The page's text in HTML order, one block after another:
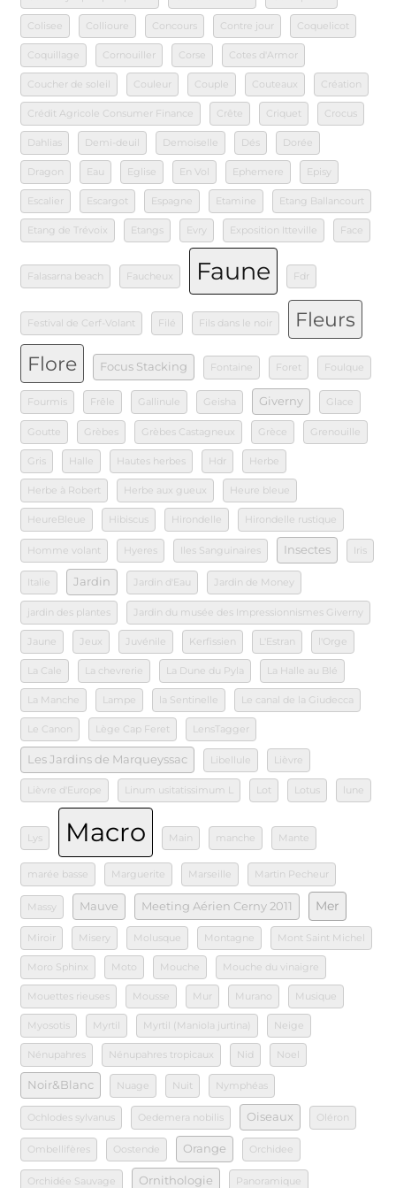
Colisee Collioure Concours Contre jour Coquelicot
Coquillage Cornouiller Corse Cotes d'Armor
Coucher de soleil Couleur Couple Couteaux Création
Crédit Agricole Consumer Finance Crête Criquet Crocus
Dahlias Demi-deuil Demoiselle Dés Dorée
Dragon Eau Eglise En Vol Ephemere Episy
Escalier Escargot Espagne Etamine Etang Ballancourt
Etang de Trévoix Etangs Evry Exposition Itteville Face
Falasarna beach Faucheux Faune Fdr
Festival de Cerf-Volant Filé Fils dans le noir
Fleurs
Flore
Focus Stacking Fontaine Foret Foulque
Fourmis Frêle Gallinule Geisha Giverny Glace
Goutte Grèbes Grèbes Castagneux Grèce Grenouille
Gris Halle Hautes herbes Hdr Herbe
Herbe à Robert Herbe aux gueux Heure bleue
HeureBleue Hibiscus Hirondelle Hirondelle rustique
Homme volant Hyeres Iles Sanguinaires Insectes Iris
Italie Jardin Jardin d'Eau Jardin de Money
jardin des plantes Jardin du musée des Impressionnismes Giverny
Jaune Jeux Juvénile Kerfissien L'Estran l'Orge
La Cale La chevrerie La Dune du Pyla La Halle au Blé
La Manche Lampe la Sentinelle Le canal de la Giudecca
Le Canon Lège Cap Feret LensTagger
Les Jardins de Marqueyssac Libellule Lièvre
Lièvre d'Europe Linum usitatissimum L Lot Lotus lune
Lys Macro Main manche Mante
marée basse Marguerite Marseille Martin Pecheur
Massy Mauve Meeting Aérien Cerny 2011 Mer
Miroir Misery Molusque Montagne Mont Saint Michel
Moro Sphinx Moto Mouche Mouche du vinaigre
Mouettes rieuses Mousse Mur Murano Musique
Myosotis Myrtil Myrtil (Maniola jurtina) Neige
Nénupahres Nénupahres tropicaux Nid Noel
Noir&Blanc Nuage Nuit Nymphéas
Ochlodes sylvanus Oedemera nobilis Oiseaux Oléron
Ombellifères Oostende Orange Orchidee
Orchidée Sauvage Ornithologie Panoramique